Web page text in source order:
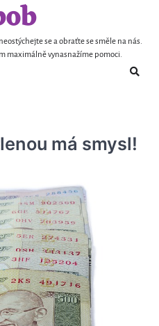
se a obraťte se směle na nás.
maximálně vynasnažíme pomoci.
má smysl!